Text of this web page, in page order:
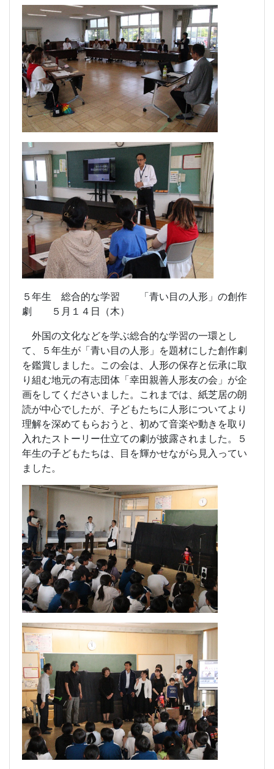
５年生 総合的な学習 「青い目の人形」の創作
劇 ５月１４日（木）
外国の文化などを学ぶ総合的な学習の一環とし
て、５年生が「青い目の人形」を題材にした創作劇
を鑑賞しました。この会は、人形の保存と伝承に取
り組む地元の有志団体「幸田親善人形友の会」が企
画をしてくださいました。これまでは、紙芝居の朗
読が中心でしたが、子どもたちに人形についてより
理解を深めてもらおうと、初めて音楽や動きを取り
入れたストーリー仕立ての劇が披露されました。５
年生の子どもたちは、目を輝かせながら見入ってい
ました。